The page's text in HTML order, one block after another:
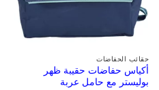
حقائب الحفاضات
أكياس حفاضات حقيبة ظهر
بوليستر مع حامل عربة